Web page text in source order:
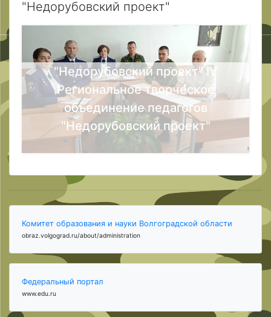
"Недорубовский проект"
"Недорубовский проект" IV
Региональное творческое
объединение педагогов
"Недорубовский проект"
Комитет образования и науки Волгоградской области
obraz.volgograd.ru/about/administration
Федеральный портал
www.edu.ru